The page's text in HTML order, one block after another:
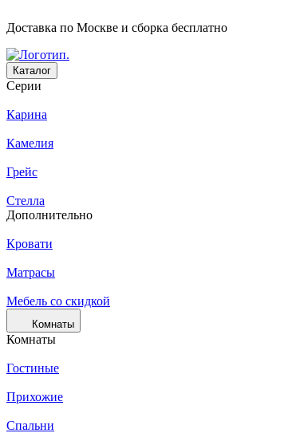
Доставка по Москве и сборка бесплатно
Каталог
Серии
Карина
Камелия
Грейс
Стелла
Дополнительно
Кровати
Матрасы
Мебель со скидкой
Комнаты
Комнаты
Гостиные
Прихожие
Спальни